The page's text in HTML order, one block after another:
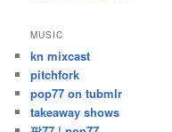
MUSIC
kn mixcast
pitchfork
pop77 on tubmlr
takeaway shows